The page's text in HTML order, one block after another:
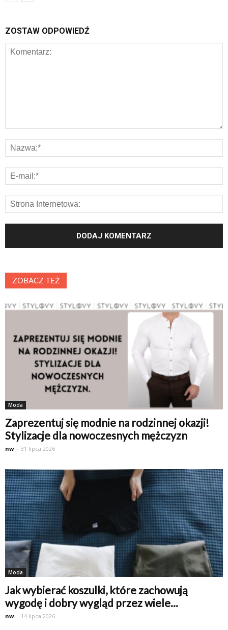
ZOSTAW ODPOWIEDŹ
ZOBACZ TEŻ
Moda
Zaprezentuj się modnie na rodzinnej okazji!
Stylizacje dla nowoczesnych mężczyzn
nw - 31 lipca 2026
Moda
Jak wybierać koszulki, które zachowują
wygodę i dobry wygląd przez wiele...
nw - 14 lipca 2026